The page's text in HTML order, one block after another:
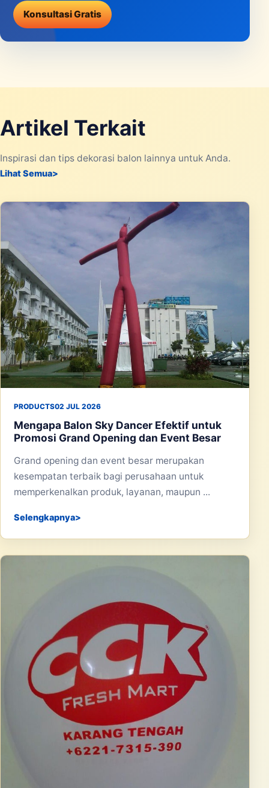
Konsultasi Gratis
Artikel Terkait
Inspirasi dan tips dekorasi balon lainnya untuk Anda.
Lihat Semua
PRODUCTS02 JUL 2026
Mengapa Balon Sky Dancer Efektif untuk
Promosi Grand Opening dan Event Besar
Grand opening dan event besar merupakan
kesempatan terbaik bagi perusahaan untuk
memperkenalkan produk, layanan, maupun ...
Selengkapnya